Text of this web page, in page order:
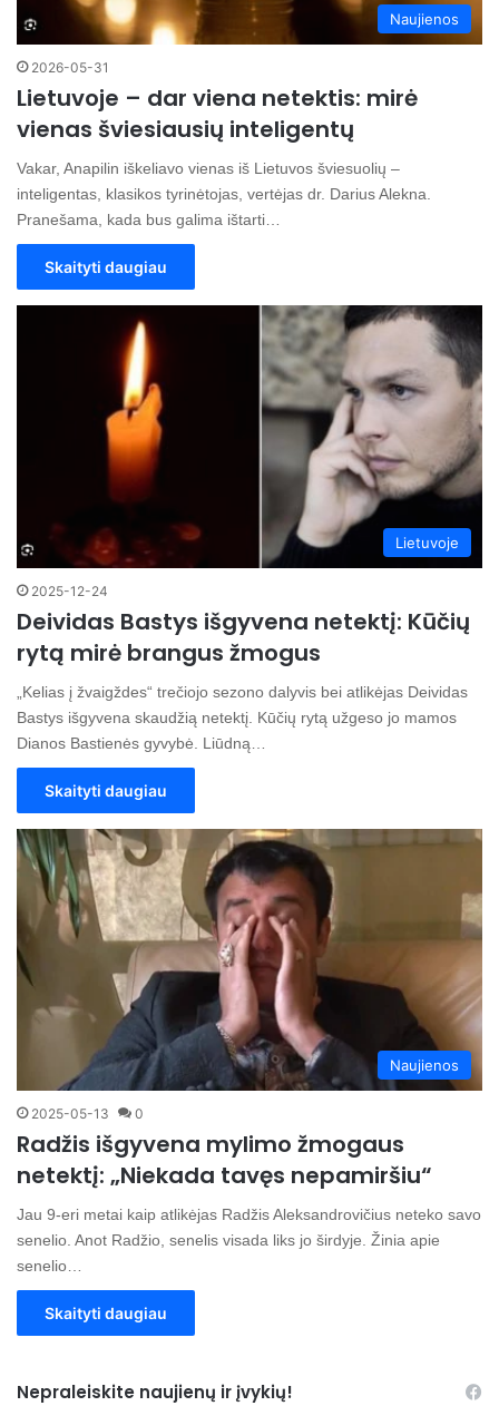
Naujienos
2026-05-31
Lietuvoje – dar viena netektis: mirė
vienas šviesiausių inteligentų
Vakar, Anapilin iškeliavo vienas iš Lietuvos šviesuolių –
inteligentas, klasikos tyrinėtojas, vertėjas dr. Darius Alekna.
Pranešama, kada bus galima ištarti…
Skaityti daugiau
Lietuvoje
2025-12-24
Deividas Bastys išgyvena netektį: Kūčių
rytą mirė brangus žmogus
„Kelias į žvaigždes“ trečiojo sezono dalyvis bei atlikėjas Deividas
Bastys išgyvena skaudžią netektį. Kūčių rytą užgeso jo mamos
Dianos Bastienės gyvybė. Liūdną…
Skaityti daugiau
Naujienos
2025-05-13 0
Radžis išgyvena mylimo žmogaus
netektį: „Niekada tavęs nepamiršiu“
Jau 9-eri metai kaip atlikėjas Radžis Aleksandrovičius neteko savo
senelio. Anot Radžio, senelis visada liks jo širdyje. Žinia apie
senelio…
Skaityti daugiau
Nepraleiskite naujienų ir įvykių!